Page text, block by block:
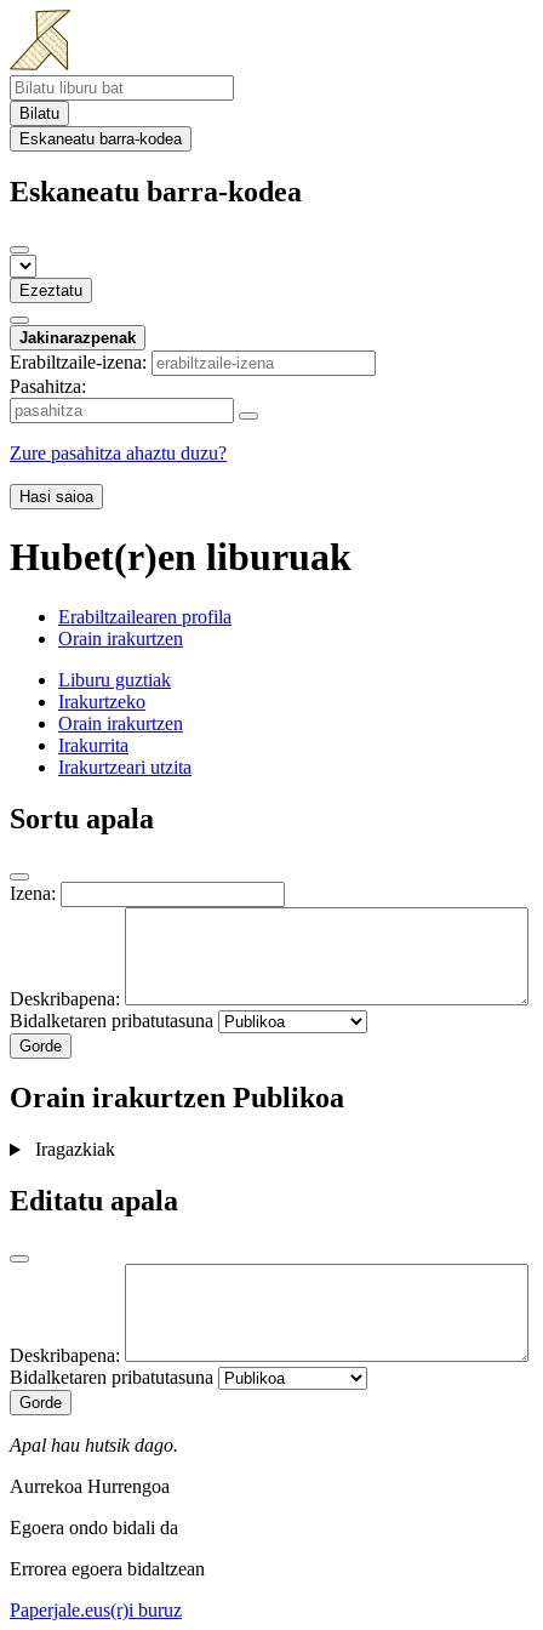
Bilatu
Eskaneatu barra-kodea
Eskaneatu barra-kodea
Ezeztatu
Jakinarazpenak
Erabiltzaile-izena:
Pasahitza:
Zure pasahitza ahaztu duzu?
Hasi saioa
Hubet(r)en liburuak
Erabiltzailearen profila
Orain irakurtzen
Liburu guztiak
Irakurtzeko
Orain irakurtzen
Irakurrita
Irakurtzeari utzita
Sortu apala
Izena:
Deskribapena:
Bidalketaren pribatutasuna
Gorde
Orain irakurtzen Publikoa
Iragazkiak
Editatu apala
Deskribapena:
Bidalketaren pribatutasuna
Gorde
Apal hau hutsik dago.
Aurrekoa Hurrengoa
Egoera ondo bidali da
Errorea egoera bidaltzean
Paperjale.eus(r)i buruz